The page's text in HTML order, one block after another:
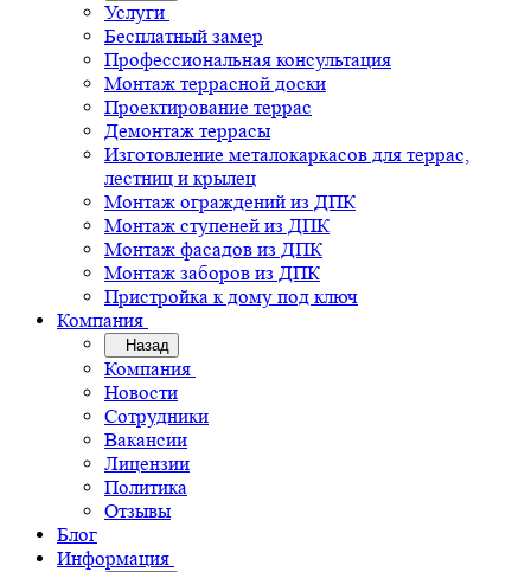
Услуги
Бесплатный замер
Профессиональная консультация
Монтаж террасной доски
Проектирование террас
Демонтаж террасы
Изготовление металокаркасов для террас,
лестниц и крылец
Монтаж ограждений из ДПК
Монтаж ступеней из ДПК
Монтаж фасадов из ДПК
Монтаж заборов из ДПК
Пристройка к дому под ключ
Компания
Назад
Компания
Новости
Сотрудники
Вакансии
Лицензии
Политика
Отзывы
Блог
Информация